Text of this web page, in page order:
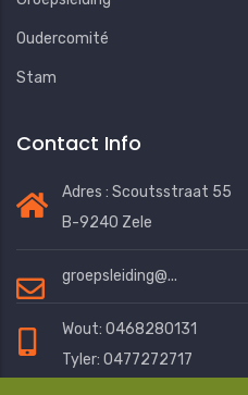
Oudercomité
Stam
Contact Info
Adres : Scoutsstraat 55
B-9240 Zele
groepsleiding@...
Wout: 0468280131
Tyler: 0477272717